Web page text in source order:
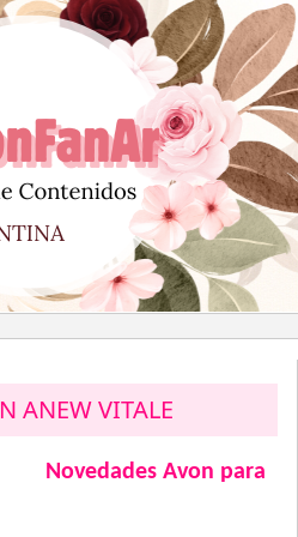
ANEW VITALE
Novedades Avon para